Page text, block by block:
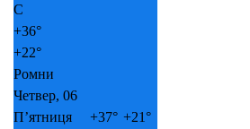
C
+36°
+22°
Ромни
Четвер, 06
П’ятниця
+37° +21°